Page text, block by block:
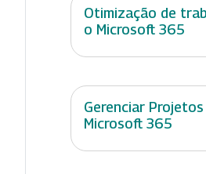
Otimização de
o Microsoft 365
Gerenciar
Microsoft 365